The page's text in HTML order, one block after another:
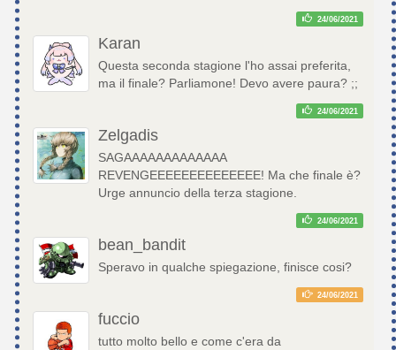
24/06/2021
Karan
Questa seconda stagione l'ho assai preferita,
ma il finale? Parliamone! Devo avere paura? ;;
24/06/2021
Zelgadis
SAGAAAAAAAAAAAAA
REVENGEEEEEEEEEEEEEE! Ma che finale è?
Urge annuncio della terza stagione.
24/06/2021
bean_bandit
Speravo in qualche spiegazione, finisce cosi?
24/06/2021
fuccio
tutto molto bello e come c'era da